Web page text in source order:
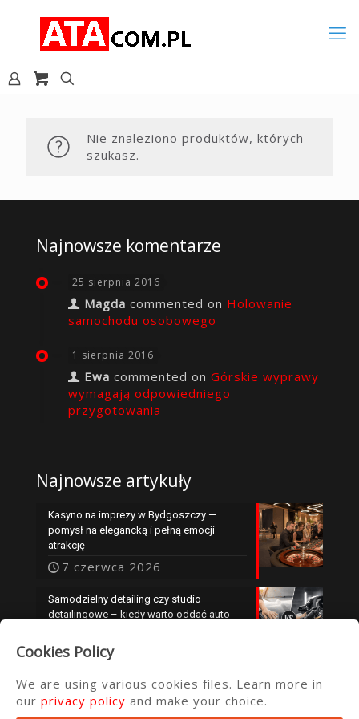
Nie znaleziono produktów, których
szukasz.
Najnowsze komentarze
25 sierpnia 2016
Magda commented on Holowanie
samochodu osobowego
1 sierpnia 2016
Ewa commented on Górskie wyprawy
wymagają odpowiedniego
przygotowania
Najnowsze artykuły
Kasyno na imprezy w Bydgoszczy —
pomysł na elegancką i pełną emocji
atrakcję
7 czerwca 2026
Samodzielny detailing czy studio
detailingowe – kiedy warto oddać auto
25 maja 2026
Cookies Policy
We are using various cookies files. Learn more in
our privacy policy and make your choice.